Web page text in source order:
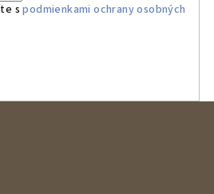
spodmienkami ochrany osobných